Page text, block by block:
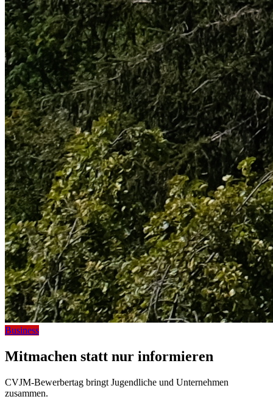
Business
Mitmachen statt nur informieren
CVJM-Bewerbertag bringt Jugendliche und Unternehmen
zusammen.